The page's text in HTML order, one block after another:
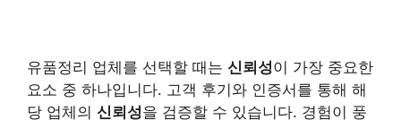
유품정리 업체를 선택할 때는 신뢰성이 가장 중요한
요소 중 하나입니다. 고객 후기와 인증서를 통해 해
당 업체의 신뢰성을 검증할 수 있습니다. 경험이 풍